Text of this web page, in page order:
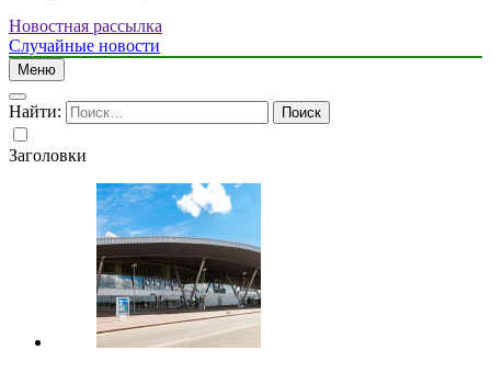
Новостная рассылка
Случайные новости
Меню
Найти:
Заголовки